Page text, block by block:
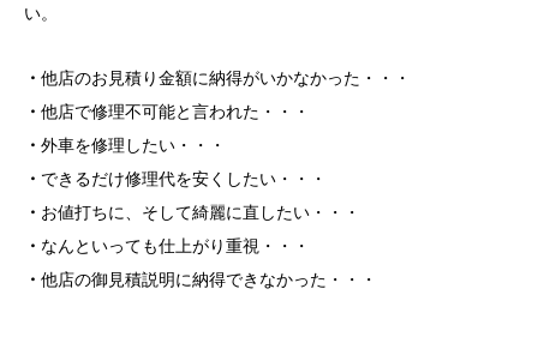
い。
・ 他店のお見積り金額に納得がいかなかった・・・
・ 他店で修理不可能と言われた・・・
・ 外車を修理したい・・・
・ できるだけ修理代を安くしたい・・・
・ お値打ちに、そして綺麗に直したい・・・
・ なんといっても仕上がり重視・・・
・ 他店の御見積説明に納得できなかった・・・